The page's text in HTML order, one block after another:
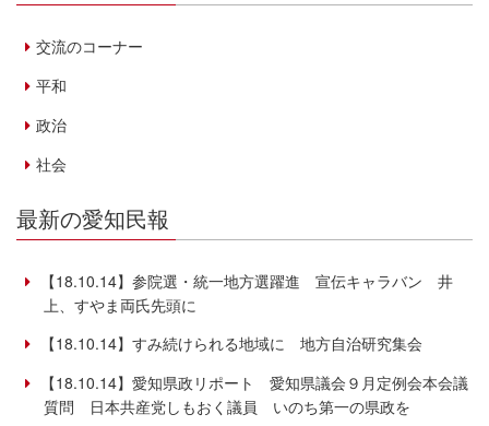
交流のコーナー
平和
政治
社会
最新の愛知民報
【18.10.14】参院選・統一地方選躍進 宣伝キャラバン 井
上、すやま両氏先頭に
【18.10.14】すみ続けられる地域に 地方自治研究集会
【18.10.14】愛知県政リポート 愛知県議会９月定例会本会議
質問 日本共産党しもおく議員 いのち第一の県政を